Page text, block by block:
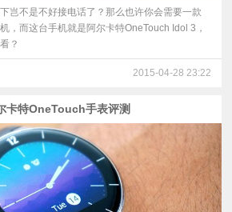
岂不是不好接电话了？那么也许你会需要一款
，而这台手机就是阿尔卡特OneTouch Idol 3，
？
2015-04-28 23:22
卡特OneTouch手表评测